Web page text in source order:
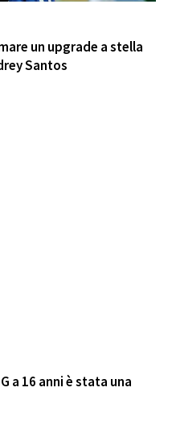
un upgrade a stella
Santos
a 16 anni è stata una